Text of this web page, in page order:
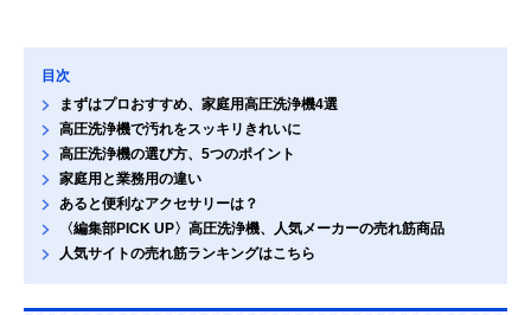
目次
まずはプロおすすめ、家庭用高圧洗浄機4選
高圧洗浄機で汚れをスッキリきれいに
高圧洗浄機の選び方、5つのポイント
家庭用と業務用の違い
あると便利なアクセサリーは？
〈編集部PICK UP〉高圧洗浄機、人気メーカーの売れ筋商品
人気サイトの売れ筋ランキングはこちら